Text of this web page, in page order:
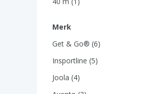
Merk
Get & Go® (6)
Insportline (5)
Joola (4)